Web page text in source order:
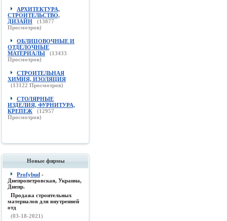
АРХИТЕКТУРА,
СТРОИТЕЛЬСТВО,
ДИЗАЙН
(13877
Просмотров)
ОБЛИЦОВОЧНЫЕ И
ОТДЕЛОЧНЫЕ
МАТЕРИАЛЫ
(13433
Просмотров)
СТРОИТЕЛЬНАЯ
ХИМИЯ, ИЗОЛЯЦИЯ
(13122 Просмотров)
СТОЛЯРНЫЕ
ИЗДЕЛИЯ, ФУРНИТУРА,
КРЕПЕЖ
(12957
Просмотров)
Новые фирмы
Profybud -
Днепропетровская, Украина,
Днепр.
Продажа строительных
материалов для внутренней
отд
(03-18-2021)